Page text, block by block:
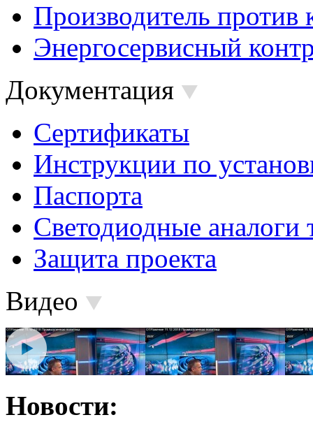
Производитель против
Энергосервисный
Документация
Сертификаты
Инструкции по
Паспорта
Светодиодные аналоги
Защита проекта
Видео
Новости: